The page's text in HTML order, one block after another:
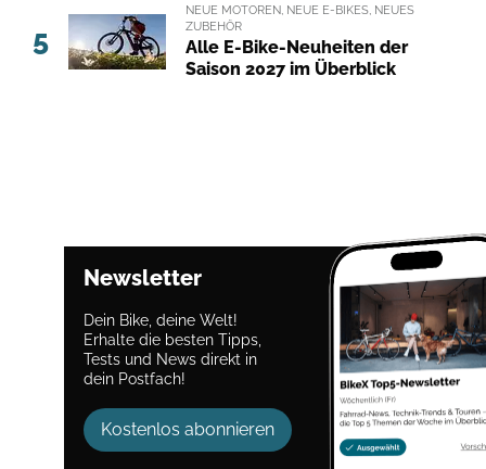
5
NEUE MOTOREN, NEUE E-BIKES, NEUES
ZUBEHÖR
Alle E-Bike-Neuheiten der
Saison 2027 im Überblick
Newsletter
Dein Bike, deine Welt!
Erhalte die besten Tipps,
Tests und News direkt in
dein Postfach!
Kostenlos abonnieren